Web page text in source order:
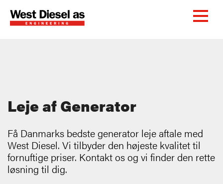
Leje af Generator
Få Danmarks bedste generator leje aftale med
West Diesel. Vi tilbyder den højeste kvalitet til
fornuftige priser. Kontakt os og vi finder den rette
løsning til dig.